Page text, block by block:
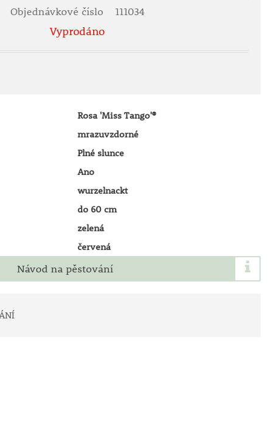
Objednávkové číslo 111034
Vyprodáno
Rosa 'Miss Tango'®
mrazuvzdorné
Plné slunce
Ano
wurzelnackt
do 60 cm
zelená
červená
Návod na pěstování